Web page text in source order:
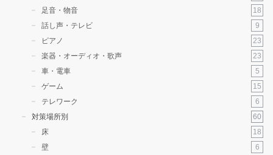
足音・物音
18
話し声・テレビ
9
ピアノ
23
楽器・オーディオ・歌声
23
車・電車
5
ゲーム
15
テレワーク
6
対策場所別
60
床
18
壁
6